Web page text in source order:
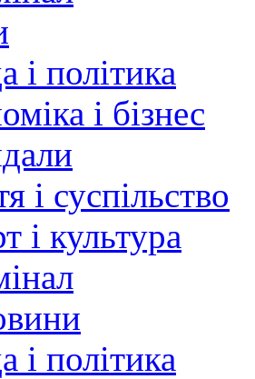
і політика
і бізнес
і суспільство
і культура
і політика